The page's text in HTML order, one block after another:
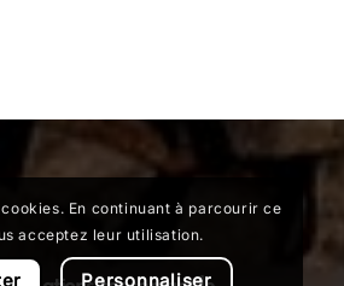
En continuant à parcourir ce
acceptez leur utilisation.
Personnaliser